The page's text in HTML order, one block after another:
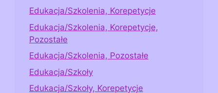
Edukacja/Szkolenia, Korepetycje
Edukacja/Szkolenia, Korepetycje,
Pozostałe
Edukacja/Szkolenia, Pozostałe
Edukacja/Szkoły
Edukacja/Szkoły, Korepetycje